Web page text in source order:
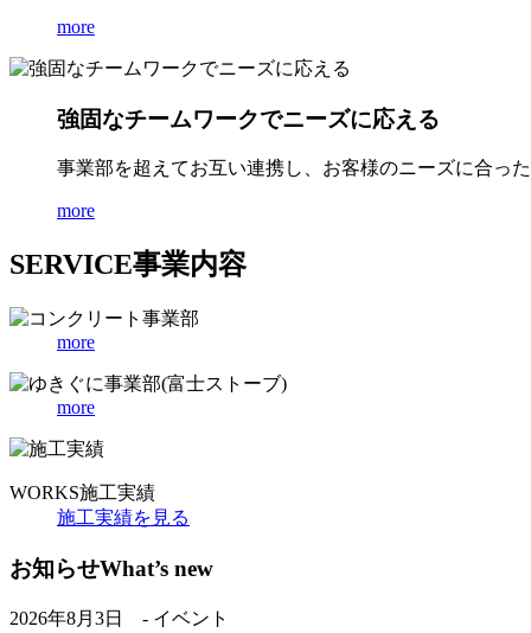
more
強固なチームワークでニーズに応える
事業部を超えてお互い連携し、お客様のニーズに合っ
more
SERVICE事業内容
more
more
WORKS施工実績
施工実績を見る
お知らせWhat’s new
2026年8月3日 - イベント